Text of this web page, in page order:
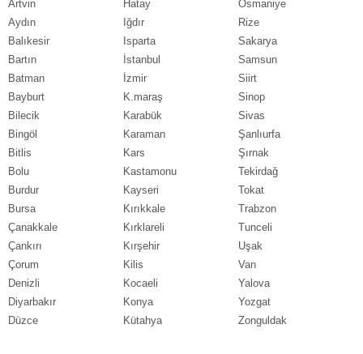
Artvin
Aydın
Balıkesir
Bartın
Batman
Bayburt
Bilecik
Bingöl
Bitlis
Bolu
Burdur
Bursa
Çanakkale
Çankırı
Çorum
Denizli
Diyarbakır
Düzce
Hatay
Iğdır
Isparta
İstanbul
İzmir
K.maraş
Karabük
Karaman
Kars
Kastamonu
Kayseri
Kırıkkale
Kırklareli
Kırşehir
Kilis
Kocaeli
Konya
Kütahya
Osmaniye
Rize
Sakarya
Samsun
Siirt
Sinop
Sivas
Şanlıurfa
Şırnak
Tekirdağ
Tokat
Trabzon
Tunceli
Uşak
Van
Yalova
Yozgat
Zonguldak